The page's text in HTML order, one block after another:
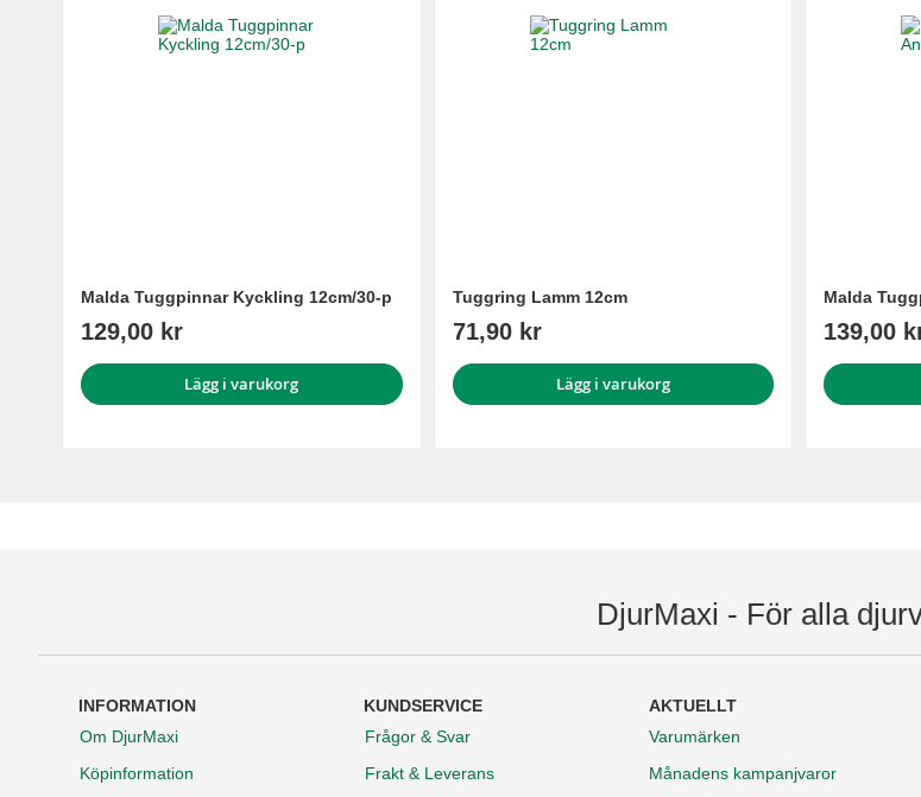
Malda Tuggpinnar Kyckling 12cm/30-p
129,00 kr
Lägg i varukorg
Tuggring Lamm 12cm
71,90 kr
Lägg i varukorg
Malda
139,00
DjurMaxi - För alla
INFORMATION
Om DjurMaxi
Köpinformation
KUNDSERVICE
Frågor & Svar
Frakt & Leverans
AKTUELLT
Varumärken
Månadens kampanjvaror